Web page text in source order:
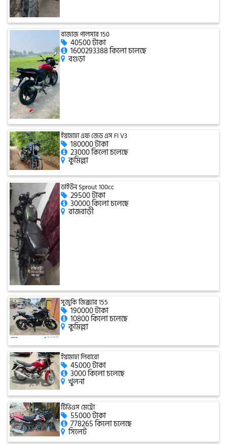
টারো
স্পীডার (Speeder)
এমা (Emma)
SINSKI
জিংফু
জোনটেস
সিঙ্গার
এফবি মনডিয়াল
ডায়াং
গুড হুইল
বাজাজ পালসার 150
40500 টাকা
1600293388 কিলো চলেছে
বগুড়া
ইয়ামাহা এফ জেড এস FI V3
180000 টাকা
23000 কিলো চলেছে
কুমিল্লা
ডাইউন Sprout 100cc
29500 টাকা
30000 কিলো চলেছে
রাজবাড়ী
সুজুকি জিক্সার 155
190000 টাকা
10800 কিলো চলেছে
কুমিল্লা
ইয়ামাহা লিবারো
45000 টাকা
3000 কিলো চলেছে
খুলনা
টিভিএস মেট্রো
55000 টাকা
778265 কিলো চলেছে
সিলেট